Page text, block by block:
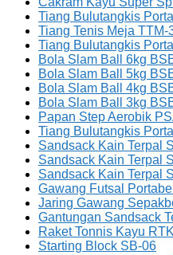
Tiang Bulutangkis
Tiang Tenis Meja TTM-
Tiang Bulutangkis
Bola Slam Ball 6kg
Bola Slam Ball 5kg
Bola Slam Ball 4kg
Bola Slam Ball 3kg
Papan Step Aerobik
Tiang Bulutangkis
Sandsack Kain Terpal
Sandsack Kain Terpal
Sandsack Kain Terpal
Gawang Futsal
Jaring Gawang
Gantungan Sandsack
Raket Tonnis Kayu
Starting Block SB-06